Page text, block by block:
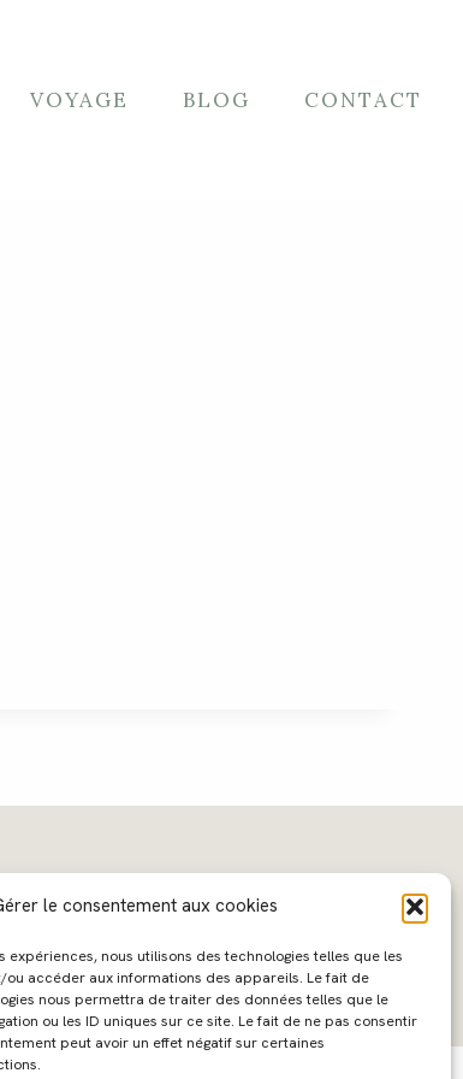
le consentement aux cookies
expériences, nous utilisons des technologies telles que les
ou accéder aux informations des appareils. Le fait de
nous permettra de traiter des données telles que le
ou les ID uniques sur ce site. Le fait de ne pas consentir
peut avoir un effet négatif sur certaines
VOYAGE BLOG CONTACT
Caroline Liabot- Hébergement :Azur Média